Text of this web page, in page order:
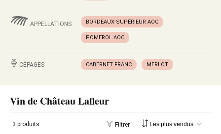
APPELLATIONS BORDEAUX-SUPÉRIEUR AOC
POMEROL AOC
CÉPAGES CABERNET FRANC MERLOT
Vin de Château Lafleur
3 produits Filtrer